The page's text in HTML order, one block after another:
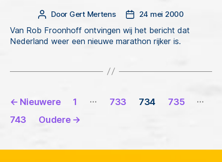
Berichtauteur
Door Gert Mertens Berichtdatum
24 mei 2000
Van Rob Froonhoff ontvingen wij het bericht dat
Nederland weer een nieuwe marathon rijker is.
Berichten
paginering
← Nieuwere 1 … 733 734 735
…
743
Oudere →